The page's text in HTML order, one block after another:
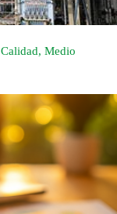
Medio